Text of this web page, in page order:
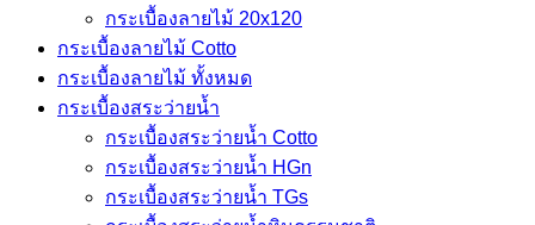
กระเบื้องลายไม้ 20x120
กระเบื้องลายไม้ Cotto
กระเบื้องลายไม้ ทั้งหมด
กระเบื้องสระว่ายน้ำ
กระเบื้องสระว่ายน้ำ Cotto
กระเบื้องสระว่ายน้ำ HGn
กระเบื้องสระว่ายน้ำ TGs